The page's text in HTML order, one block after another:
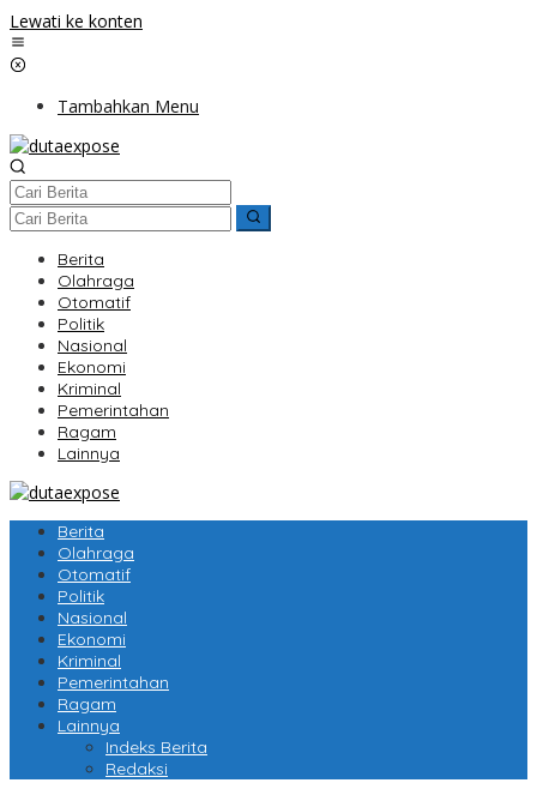
Lewati ke konten
Tambahkan Menu
Berita
Olahraga
Otomatif
Politik
Nasional
Ekonomi
Kriminal
Pemerintahan
Ragam
Lainnya
Berita
Olahraga
Otomatif
Politik
Nasional
Ekonomi
Kriminal
Pemerintahan
Ragam
Lainnya
Indeks Berita
Redaksi